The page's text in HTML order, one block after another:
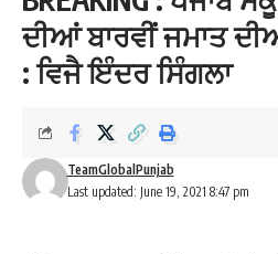
ਦੀਆਂ ਬਾਰਵੀਂ ਜਮਾਤ
: ਵਿਜੈ ਇੰਦਰ ਸਿੰਗਲਾ
Last updated: June 19, 2021 8:47 pm
TeamGlobalPunjab